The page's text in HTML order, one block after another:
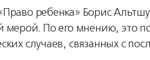
ребенка» Борис
мерой. По его мнению, это
случаев, связанных с